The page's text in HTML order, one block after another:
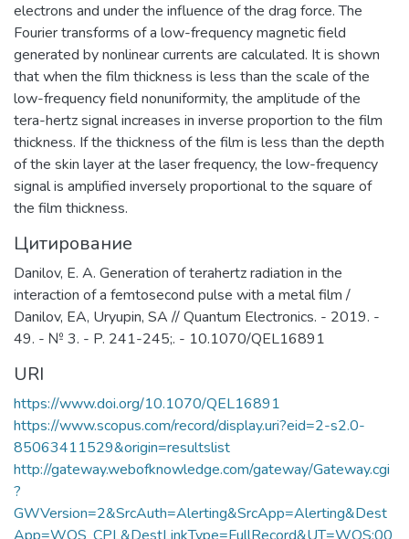
electrons and under the influence of the drag force. The
Fourier transforms of a low-frequency magnetic field
generated by nonlinear currents are calculated. It is shown
that when the film thickness is less than the scale of the
low-frequency field nonuniformity, the amplitude of the
tera-hertz signal increases in inverse proportion to the film
thickness. If the thickness of the film is less than the depth
of the skin layer at the laser frequency, the low-frequency
signal is amplified inversely proportional to the square of
the film thickness.
Цитирование
Danilov, E. A. Generation of terahertz radiation in the
interaction of a femtosecond pulse with a metal film /
Danilov, EA, Uryupin, SA // Quantum Electronics. - 2019. -
49. - № 3. - P. 241-245;. - 10.1070/QEL16891
URI
https://www.doi.org/10.1070/QEL16891
https://www.scopus.com/record/display.uri?eid=2-s2.0-
85063411529&origin=resultslist
http://gateway.webofknowledge.com/gateway/Gateway.cgi
?
GWVersion=2&SrcAuth=Alerting&SrcApp=Alerting&Dest